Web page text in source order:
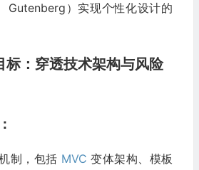
Gutenberg）实现个性化设计的
标：穿透技术架构与风险
制，包括 MVC 变体架构、模板